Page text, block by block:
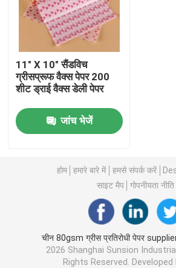
हमारे बारे में
कारखाना भ्रमण
गुणवत्ता नियंत्रण
प्लास्टिक डिस्पोजेबल कप
11" X 10" सैंडविच
ग्रीसप्रूफ वैक्स पेपर 200
शीट ड्राई वैक्स डेली पेपर
जांच भेजें
होम हमारे बारे में हमसे संपर्क करें
साइट मैप
गोपनीयता नीति
चीन 80gsm ग्रीस प्रतिरोधी पेपर
2026 Shanghai Sunsion
Rights Reserved.